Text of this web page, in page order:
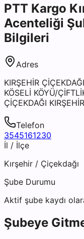
PTT Kargo
Acenteliği
Bilgileri
Adres
KIRŞEHİR
KÖSELİ KÖYÜ/
ÇİÇEKDAĞI KIRŞEHİR
Telefon
3545161230
İl / İlçe
Kırşehir / Çiçekdağı
Şube Durumu
Aktif şube kaydı
Şubeye